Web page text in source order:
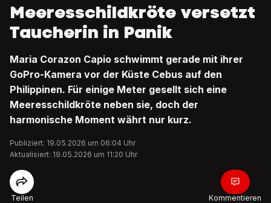
Meeresschildkröte versetzt
Taucherin in Panik
Maria Corazon Capio schwimmt gerade mit ihrer
GoPro-Kamera vor der Küste Cebus auf den
Philippinen. Für einige Meter gesellt sich eine
Meeresschildkröte neben sie, doch der
harmonische Moment währt nur kurz.
Publiziert: 19.05.2026 um 06:04 Uhr
Aktualisiert: 19.05.2026 um 11:20 Uhr
Teilen Kommentieren